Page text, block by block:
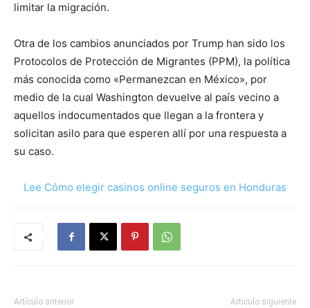
limitar la migración.
Otra de los cambios anunciados por Trump han sido los
Protocolos de Protección de Migrantes (PPM), la política
más conocida como «Permanezcan en México», por
medio de la cual Washington devuelve al país vecino a
aquellos indocumentados que llegan a la frontera y
solicitan asilo para que esperen allí por una respuesta a
su caso.
Lee Cómo elegir casinos online seguros en Honduras
Artículo anterior Artículo siguiente